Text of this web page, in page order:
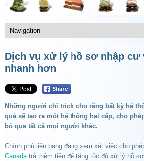
Dịch vụ xử lý hồ sơ nhập cư
nhanh hơn
Những người chỉ trích cho rằng bất kỳ hệ
quả sẽ tạo ra một hệ thống hai cấp, cho
bỏ qua tất cả mọi người khác.
Chính phủ liên bang đang xem xét việc cho
Canadatrả thêm tiền để tăng tốc độ xử lý hồ